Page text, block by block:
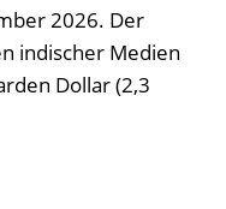
2026. Der
indischer Medien
Dollar (2,3